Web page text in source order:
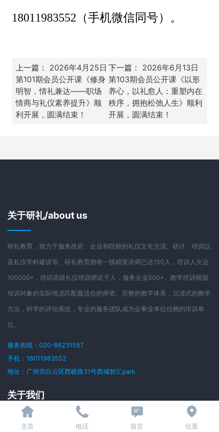
18011983552（手机微信同号）。
上一篇： 2026年4月25日
第101期会员公开课《修身
明智，情礼兼达——职场
情商与礼仪素养提升》顺
利开展，圆满结束！
下一篇： 2026年6月13日
第103期会员公开课《以形
养心，以礼愈人：重塑内在
秩序，拥抱松弛人生》顺利
开展，圆满结束！
关于研礼/about us
研礼教育，致力于服务政府、企业和院校的礼仪文化交流、研讨、培训以
及礼仪学科建设等。研礼教育拥有一线精英讲师已达150人，培训人次达
100000+，培训高级礼仪培训师近千人，服务企业500+。教学培训根据
培训对象的实际情况匹配最适合的师资。完整的教学体系，沉浸式的教学
方法，科学的评估系统，专业的服务团队成为企事业单位信赖的培训单
位。
服务热线：020-86231587
手机：18011983552
地址：广州市白云区西槎路31号西城智汇park
关于我们
主页 电话 留言 位置